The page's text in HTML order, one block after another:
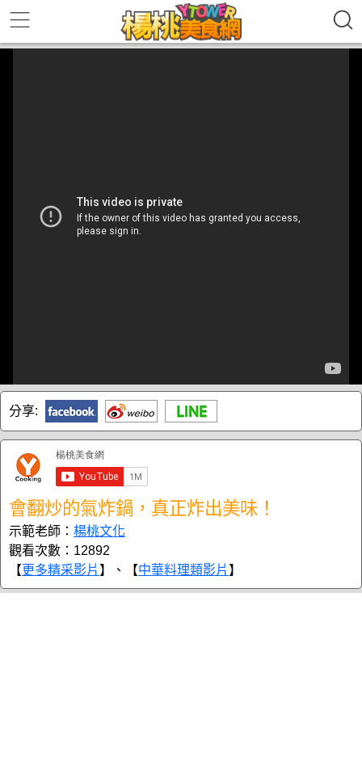
分享:
會翻炒的氣炸鍋，真正炸出美味！
示範老師： 楊桃文化
觀看次數：12892
【更多精采影片 】、【中華料理類影片 】